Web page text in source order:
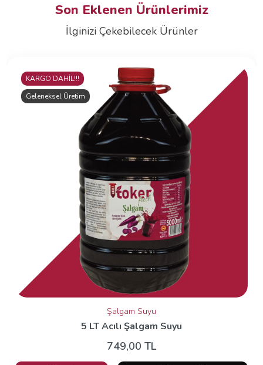
Son Eklenen Ürünlerimiz
İlginizi Çekebilecek Ürünler
KARGO DAHİL!!!
Geleneksel Üretim
Şalgam Suyu
5 LT Acılı Şalgam Suyu
749,00 TL